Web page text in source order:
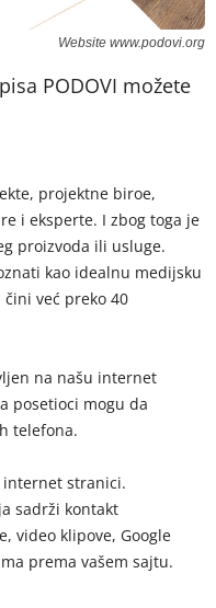
Website www.podovi.org
PODOVI možete
projektne biroe,
i eksperte. I zbog toga je
proizvoda ili usluge.
kao idealnu medijsku
već preko 40
na našu internet
posetioci mogu da
telefona.
internet stranici.
sadrži kontakt
video klipove, Google
prema vašem sajtu.